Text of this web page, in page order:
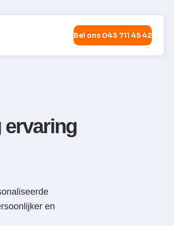
Bel ons 043 711 45 42
ervaring
en